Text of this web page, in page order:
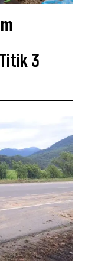
3